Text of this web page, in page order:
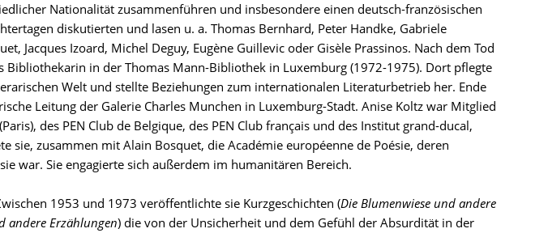
Nationalität zusammenführen und insbesondere einen deutsch-französischen
diskutierten und lasen u. a. Thomas Bernhard, Peter Handke, Gabriele
Jacques Izoard, Michel Deguy, Eugène Guillevic oder Gisèle Prassinos. Nach dem Tod
Bibliothekarin in der Thomas Mann-Bibliothek in Luxemburg (1972-1975). Dort pflegte
Welt und stellte Beziehungen zum internationalen Literaturbetrieb her. Ende
Leitung der Galerie Charles Munchen in Luxemburg-Stadt. Anise Koltz war Mitglied
des PEN Club de Belgique, des PEN Club français und des Institut grand-ducal,
sie, zusammen mit Alain Bosquet, die Académie européenne de Poésie, deren
war. Sie engagierte sich außerdem im humanitären Bereich.
1953 und 1973 veröffentlichte sie Kurzgeschichten (Die Blumenwiese und andere
andere Erzählungen) die von der Unsicherheit und dem Gefühl der Absurdität in der